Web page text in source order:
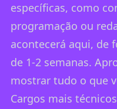
específicas, como
programação ou
acontecerá aqui, de
de 1-2 semanas.
mostrar tudo o que
Cargos mais